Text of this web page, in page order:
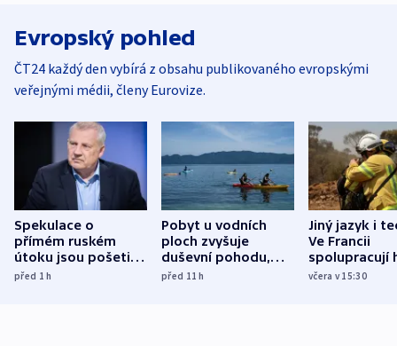
Evropský pohled
ČT24 každý den vybírá z obsahu publikovaného evropskými
veřejnými médii, členy Eurovize.
Spekulace o
přímém ruském
útoku jsou pošetilé,
míní estonský
před 1h
Pobyt u vodních
ploch zvyšuje
duševní pohodu,
ukázala
před 11h
Jiný jazyk i
Ve Francii
spolupracují
různých zemí
včera v 15:30